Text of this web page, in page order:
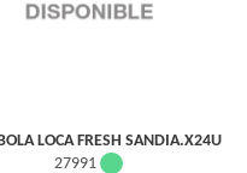
LOCA FRESH SANDIA.X24U
27991